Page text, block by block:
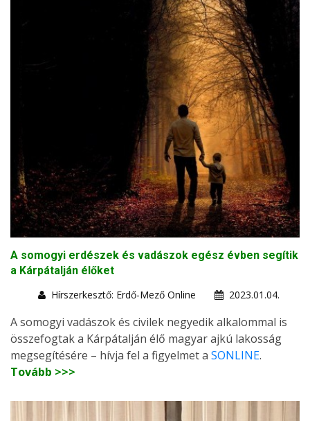
A somogyi erdészek és vadászok egész évben segítik
a Kárpátalján élőket
Hírszerkesztő: Erdő-Mező Online
2023.01.04.
A somogyi vadászok és civilek negyedik alkalommal is
összefogtak a Kárpátalján élő magyar ajkú lakosság
megsegítésére – hívja fel a figyelmet a SONLINE.
Tovább >>>